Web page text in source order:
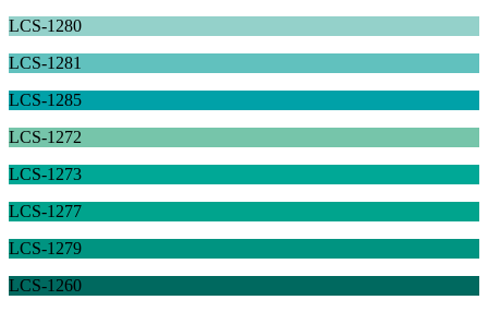
LCS-1280
LCS-1281
LCS-1285
LCS-1272
LCS-1273
LCS-1277
LCS-1279
LCS-1260